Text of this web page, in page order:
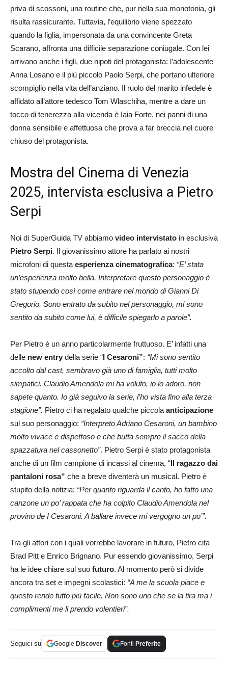
priva di scossoni, una routine che, pur nella sua monotonia, gli
risulta rassicurante. Tuttavia, l’equilibrio viene spezzato
quando la figlia, impersonata da una convincente Greta
Scarano, affronta una difficile separazione coniugale. Con lei
arrivano anche i figli, due nipoti del protagonista: l’adolescente
Anna Losano e il più piccolo Paolo Serpi, che portano ulteriore
scompiglio nella vita dell’anziano. Il ruolo del marito infedele è
affidato all’attore tedesco Tom Wlaschiha, mentre a dare un
tocco di tenerezza alla vicenda è Iaia Forte, nei panni di una
donna sensibile e affettuosa che prova a far breccia nel cuore
chiuso del protagonista.
Mostra del Cinema di Venezia
2025, intervista esclusiva a Pietro
Serpi
Noi di SuperGuida TV abbiamo video intervistato in esclusiva
Pietro Serpi. Il giovanissimo attore ha parlato ai nostri
microfoni di questa esperienza cinematografica: “E’ stata
un’esperienza molto bella. Interpretare questo personaggio è
stato stupendo così come entrare nel mondo di Gianni Di
Gregorio. Sono entrato da subito nel personaggio, mi sono
sentito da subito come lui, è difficile spiegarlo a parole”.
Per Pietro è un anno particolarmente fruttuoso. E’ infatti una
delle new entry della serie “I Cesaroni”: “Mi sono sentito
accolto dal cast, sembravo già uno di famiglia, tutti molto
simpatici. Claudio Amendola mi ha voluto, io lo adoro, non
sapete quanto. Io già seguivo la serie, l’ho vista fino alla terza
stagione”. Pietro ci ha regalato qualche piccola anticipazione
sul suo personaggio: “Interpreto Adriano Cesaroni, un bambino
molto vivace e dispettoso e che butta sempre il sacco della
spazzatura nel cassonetto”. Pietro Serpi è stato protagonista
anche di un film campione di incassi al cinema, “Il ragazzo dai
pantaloni rosa” che a breve diventerà un musical. Pietro è
stupito della notizia: “Per quanto riguarda il canto, ho fatto una
canzone un po’ rappata che ha colpito Claudio Amendola nel
provino de I Cesaroni. A ballare invece mi vergogno un po’”.
Tra gli attori con i quali vorrebbe lavorare in futuro, Pietro cita
Brad Pitt e Enrico Brignano. Pur essendo giovanissimo, Serpi
ha le idee chiare sul suo futuro. Al momento però si divide
ancora tra set e impegni scolastici: “A me la scuola piace e
questo rende tutto più facile. Non sono uno che se la tira ma i
complimenti me li prendo volentieri”.
Seguici su Google Discover Fonti Preferite